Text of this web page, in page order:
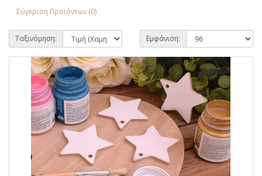
Σύγκριση Προϊόντων (0)
Ταξινόμηση: Εμφάνιση: